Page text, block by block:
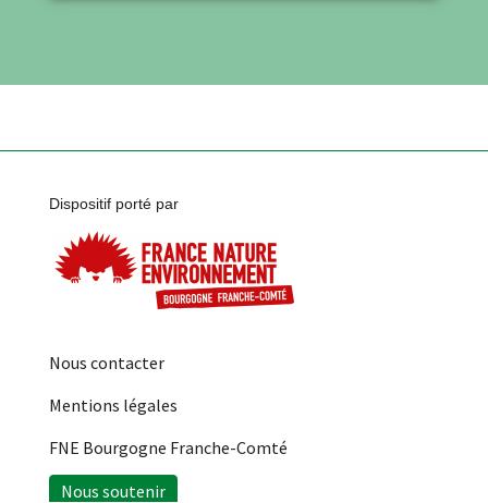
Dispositif porté par
Nous contacter
Mentions légales
FNE Bourgogne Franche-Comté
Nous soutenir